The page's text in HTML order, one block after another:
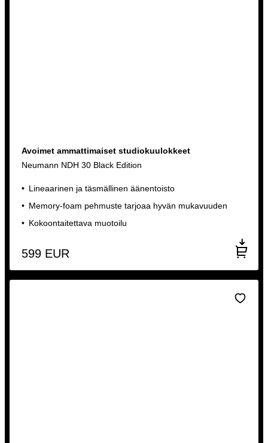
Avoimet ammattimaiset studiokuulokkeet
Neumann NDH 30 Black Edition
Lineaarinen ja täsmällinen äänentoisto
Memory-foam pehmuste tarjoaa hyvän mukavuuden
Kokoontaitettava muotoilu
599 EUR